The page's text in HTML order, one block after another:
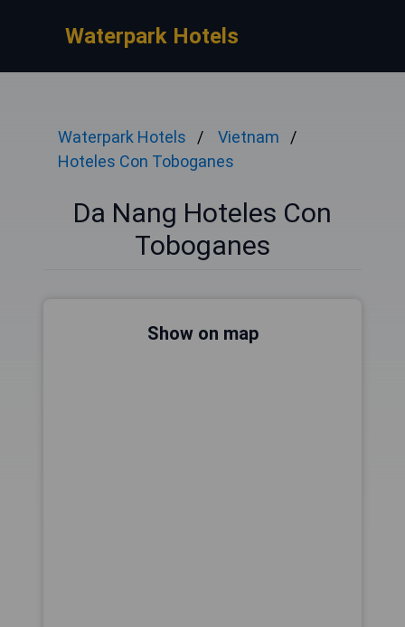
Waterpark Hotels
Waterpark Hotels
Vietnam
Hoteles Con Toboganes
Da Nang Hoteles Con
Toboganes
Show on map